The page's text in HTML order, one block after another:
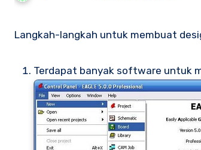
Langkah-langkah untuk membuat
Terdapat banyak software untuk